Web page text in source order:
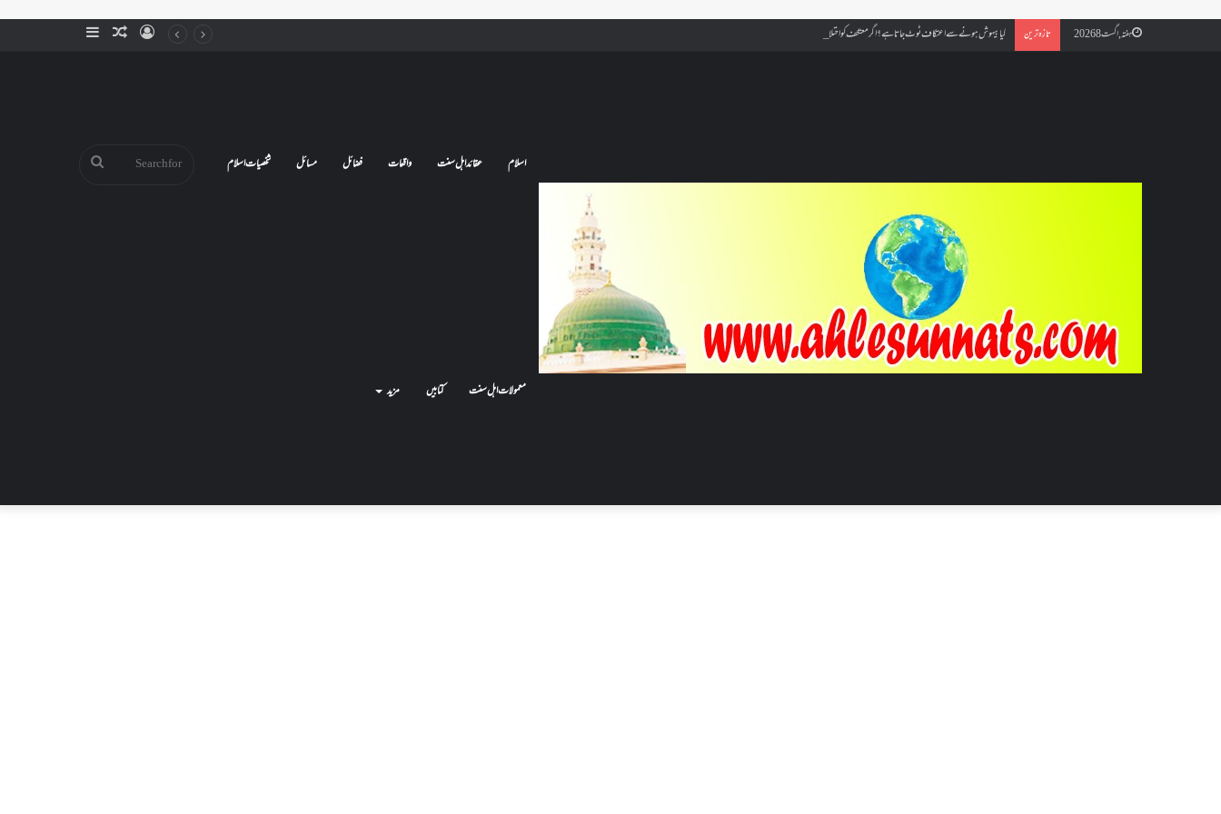
ہفتہ, اگست 8 2026 تازہ ترین کیا بیہوش ہونے سے اعتکاف ٹوٹ جاتا ہے؟ اگر معتکف کو احتلام ہو جائے تو کیا اس کا اعتکاف ٹوٹ جائے گا؟فنائے مسجد کسے کہتے ہیں ، اور کیا معتکف فنائے مسجد میں جا سکتا ہے؟ SidebarRandomLog
اسلام عقائد اہل سنت واقعات فضائل مسائل شخصیات اسلام
معمولات اہل سنت کتابیں مزید
Search